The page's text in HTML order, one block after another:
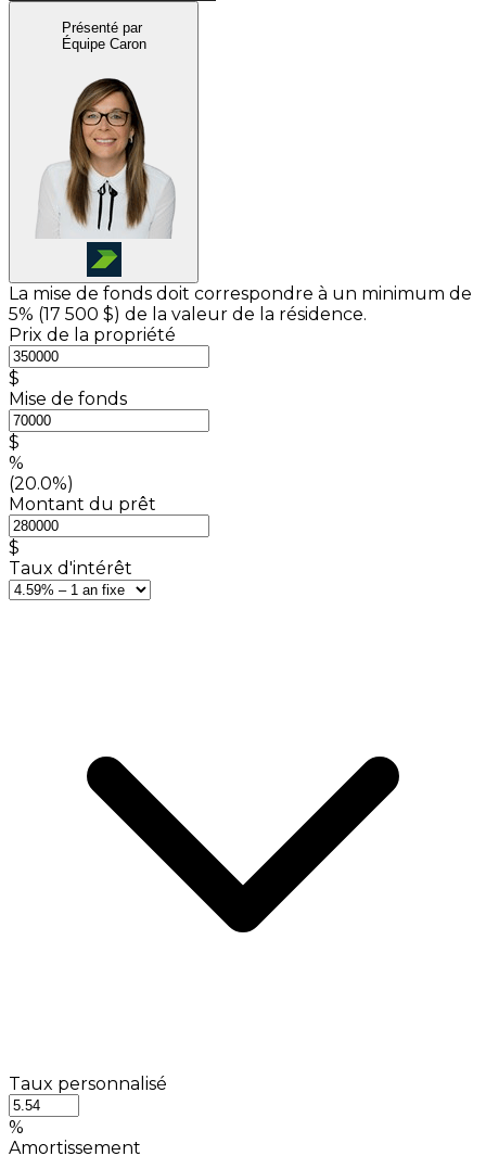
Présenté par
Équipe Caron
La mise de fonds doit correspondre à un minimum de
5% (17 500 $) de la valeur de la résidence.
Prix de la propriété
$
Mise de fonds
$
%
(20.0%)
Montant du prêt
$
Taux d'intérêt
Taux personnalisé
%
Amortissement